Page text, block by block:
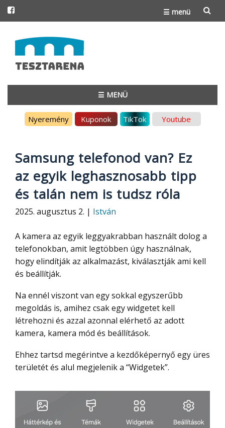
☰ menü
to
content
☰ MENÜ
Nyeremény Kuponok TikTok Youtube
Samsung telefonod van? Ez
az egyik leghasznosabb tipp
és talán nem is tudsz róla
2025. augusztus 2. | István
A kamera az egyik leggyakrabban használt dolog a
telefonokban, amit legtöbben úgy használnak,
hogy elindítják az alkalmazást, kiválasztják ami kell
és beállítják.
Na ennél viszont van egy sokkal egyszerűbb
megoldás is, amihez csak egy widgetet kell
létrehozni és azzal azonnal elérhető az adott
kamera, kamera mód és beállítások.
Ehhez tartsd megérintve a kezdőképernyő egy üres
területét és alul megjelenik a “Widgetek”.